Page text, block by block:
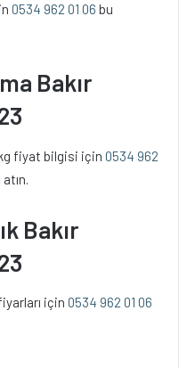
0534 962 01 06 bu
Bakır
fiyat bilgisi için 0534 962
Bakır
için 0534 962 01 06